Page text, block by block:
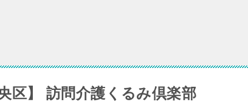
区】 訪問介護くるみ倶楽部